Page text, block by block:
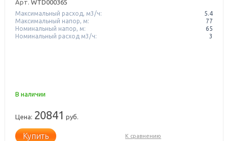
Арт. WTD000365
Максимальный расход, м3/ч:
5.4
Максимальный напор, м:
77
Номинальный напор, м:
65
Номинальный расход м3/ч:
3
В наличии
Цена: 20841 руб.
Купить К сравнению